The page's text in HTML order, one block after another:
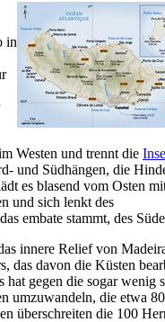
in
Westen und trennt die
und Südhängen, die
es blasend vom Osten
und sich lenkt des
embate stammt, des
innere Relief von
das davon die Küsten
gegen die sogar wenig
umzuwandeln, die etwa
überschreiten die 100